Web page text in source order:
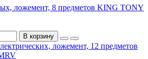
ложемент, 8 предметов KING TONY
В корзину